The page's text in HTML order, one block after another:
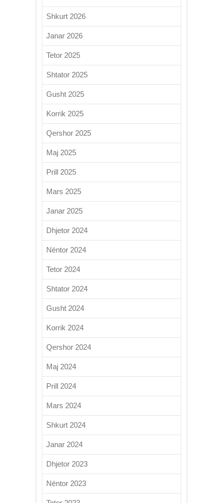
Shkurt 2026
Janar 2026
Tetor 2025
Shtator 2025
Gusht 2025
Korrik 2025
Qershor 2025
Maj 2025
Prill 2025
Mars 2025
Janar 2025
Dhjetor 2024
Nëntor 2024
Tetor 2024
Shtator 2024
Gusht 2024
Korrik 2024
Qershor 2024
Maj 2024
Prill 2024
Mars 2024
Shkurt 2024
Janar 2024
Dhjetor 2023
Nëntor 2023